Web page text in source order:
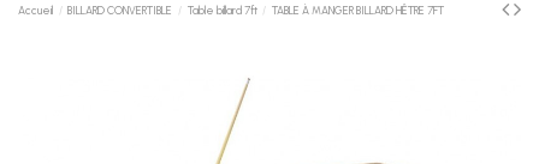
Accueil BILLARD CONVERTIBLE Table billard 7ft TABLE À MANGER BILLARD HÊTRE 7FT